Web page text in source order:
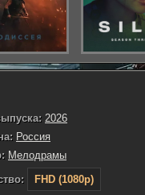
2026
Россия
Мелодрамы
FHD (1080p)